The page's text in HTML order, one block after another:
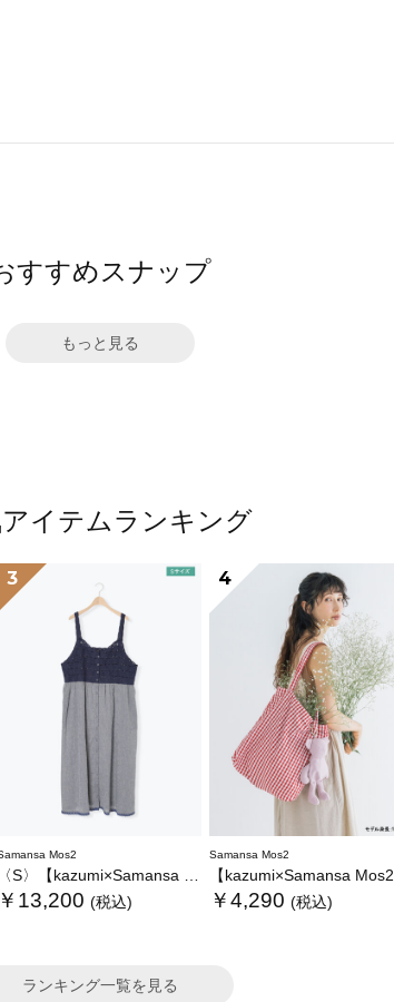
すすめスナップ
もっと見る
アイテムランキング
3
Mos2
〈S〉【kazumi×Samansa Mos2】キャミワンピース《WEB限定カラーあり》
￥13,200 (税込)
4
Samansa Mos2
【kazumi×Samansa Mos2】ぬいぐるみバッグ
￥4,290 (税込)
ランキング一覧を見る